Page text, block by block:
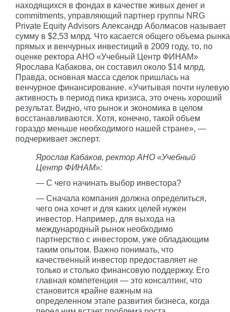
находящихся в фондах в качестве живых денег и
commitments, управляющий партнер группы NRG
Private Equity Advisors Александр Аболмасов называет
сумму в $2,53 млрд. Что касается общего объема рынка
прямых и венчурных инвестиций в 2009 году, то, по
оценке ректора АНО «Учебный Центр ФИНАМ»
Ярослава Кабакова, он составил около $14 млрд.
Правда, основная масса сделок пришлась на
венчурное финансирование. «Учитывая почти нулевую
активность в период пика кризиса, это очень хороший
результат. Видно, что рынок и экономика в целом
восстанавливаются. Хотя, конечно, такой объем
гораздо меньше необходимого нашей стране», —
подчеркивает эксперт.
Ярослав Кабаков, ректор АНО «Учебный
Центр ФИНАМ»:
— С чего начинать выбор инвестора?
— Сначала компания должна определиться,
чего она хочет и для каких целей нужен
инвестор. Например, для выхода на
международный рынок необходимо
партнерство с инвестором, уже обладающим
таким опытом. Важно понимать, что
качественный инвестор предоставляет не
только и столько финансовую поддержку. Его
главная компетенция — это консалтинг, что
становится крайне важным на
определенном этапе развития бизнеса, когда